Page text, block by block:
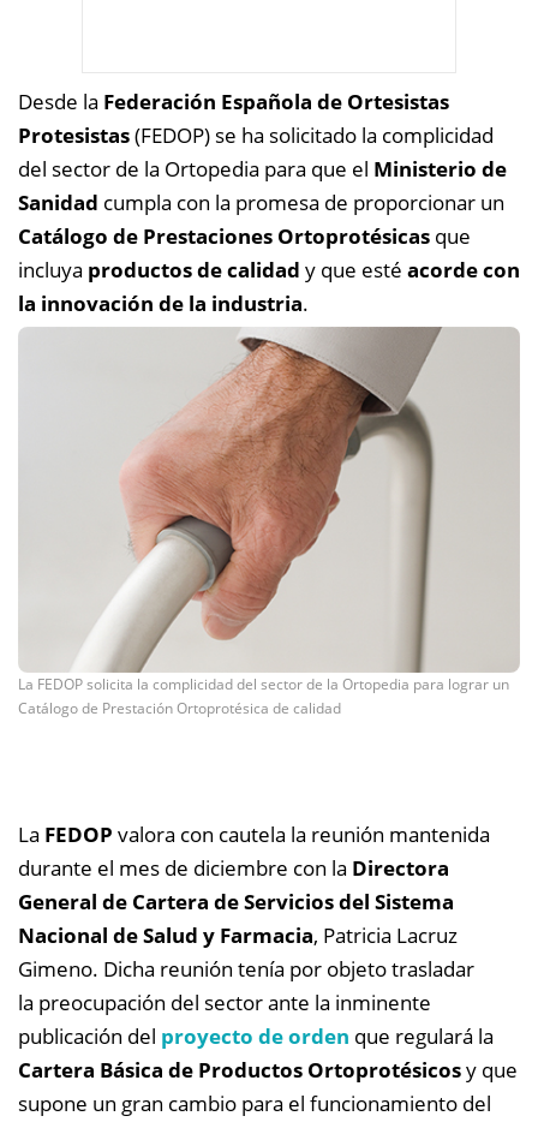
Desde la Federación Española de Ortesistas
Protesistas(FEDOP) se ha solicitado la complicidad
del sector de la Ortopedia para que el Ministerio de
Sanidad cumpla con la promesa de proporcionar un
Catálogo de Prestaciones Ortoprotésicas que
incluya productos de calidad y que esté acorde con
la innovación de la industria.
La FEDOP solicita la complicidad del sector de la Ortopedia para lograr un
Catálogo de Prestación Ortoprotésica de calidad
La FEDOP valora con cautela la reunión mantenida
durante el mes de diciembre con la Directora
General de Cartera de Servicios del Sistema
Nacional de Salud y Farmacia, Patricia Lacruz
Gimeno. Dicha reunión tenía por objeto trasladar
la preocupación del sector ante la inminente
publicación del proyecto de orden que regulará la
Cartera Básica de Productos Ortoprotésicosy que
supone un gran cambio para el funcionamiento del